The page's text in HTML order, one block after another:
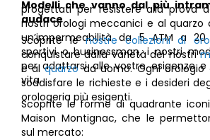
progettati per resistere alla prova
nostri orologi meccanici e al
un’impermeabilità da 5 ATM a
sportivi o businessman, i nostri
per adattarsi alle vostre esigenze
vita.
Modelli che vanno dal più
audace
Scoprite lenostre collezioni di
conquistare dalla varietà dei nostri
e alquarzoda uomo. Ogni
soddisfare le richieste e i desideri
orologeria più esigenti.
Scoprite le forme di quadrante
Maison Montignac, che le
sul mercato: